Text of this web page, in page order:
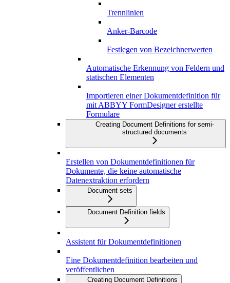
Trennlinien
Anker-Barcode
Festlegen von Bezeichnerwerten
Automatische Erkennung von Feldern und
statischen Elementen
Importieren einer Dokumentdefinition für
mit ABBYY FormDesigner erstellte
Formulare
Creating Document Definitions for semi-
structured documents
Erstellen von Dokumentdefinitionen für
Dokumente, die keine automatische
Datenextraktion erfordern
Document sets
Document Definition fields
Assistent für Dokumentdefinitionen
Eine Dokumentdefinition bearbeiten und
veröffentlichen
Creating Document Definitions